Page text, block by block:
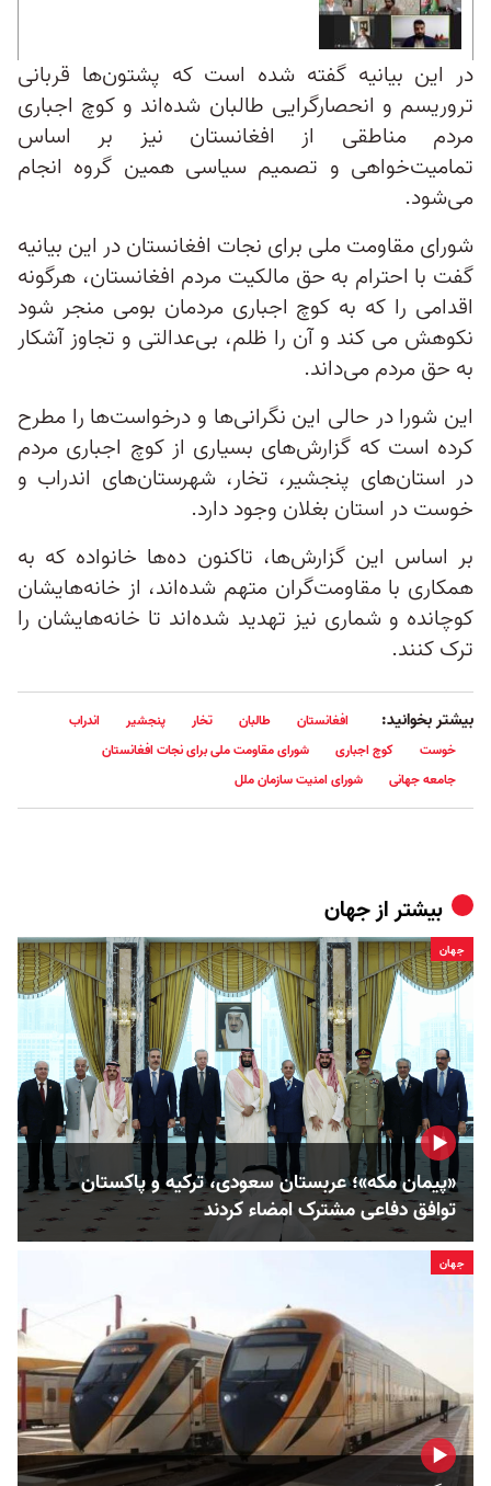
در این بیانیه گفته شده است که پشتون‌ها قربانی
تروریسم و انحصارگرایی طالبان شده‌اند و کوچ اجباری
مردم مناطقی از افغانستان نیز بر اساس
تمامیت‌خواهی و تصمیم سیاسی همین گروه انجام
می‌شود.
شورای مقاومت ملی برای نجات افغانستان در این بیانیه
گفت با احترام به حق مالکیت مردم افغانستان، هرگونه
اقدامی را که به کوچ اجباری مردمان بومی منجر شود
نکوهش می کند و آن را ظلم، بی‌عدالتی و تجاوز آشکار
به حق مردم می‌داند.
این شورا در حالی این نگرانی‌ها و درخواست‌ها را مطرح
کرده است که گزارش‌های بسیاری از کوچ اجباری مردم
در استان‌های پنجشیر، تخار، شهرستان‌های اندراب و
خوست در استان بغلان وجود دارد.
بر اساس این گزارش‌ها، تاکنون ده‌ها خانواده که به
همکاری با مقاومت‌گران متهم شده‌اند، از خانه‌هایشان
کوچانده و شماری نیز تهدید شده‌اند تا خانه‌هایشان را
ترک کنند.
بیشتر بخوانید: افغانستان طالبان تخار پنجشیر
اندراب
خوست
کوچ اجباری
شورای مقاومت ملی برای نجات افغانستان
جامعه جهانی
شورای امنیت سازمان ملل
بیشتر ازجهان
جهان
«پیمان مکه»؛ عربستان سعودی، ترکیه و پاکستان
توافق دفاعی مشترک امضاء کردند
جهان